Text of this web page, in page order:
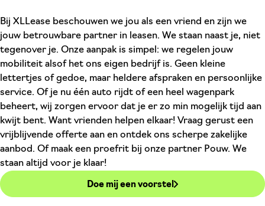
Bij XLLease beschouwen we jou als een vriend en zijn we
jouw betrouwbare partner in leasen. We staan naast je, niet
tegenover je. Onze aanpak is simpel: we regelen jouw
mobiliteit alsof het ons eigen bedrijf is. Geen kleine
lettertjes of gedoe, maar heldere afspraken en persoonlijke
service. Of je nu één auto rijdt of een heel wagenpark
beheert, wij zorgen ervoor dat je er zo min mogelijk tijd aan
kwijt bent. Want vrienden helpen elkaar! Vraag gerust een
vrijblijvende offerte aan en ontdek ons scherpe zakelijke
aanbod. Of maak een proefrit bij onze partner Pouw. We
staan altijd voor je klaar!
Doe mij een voorstel